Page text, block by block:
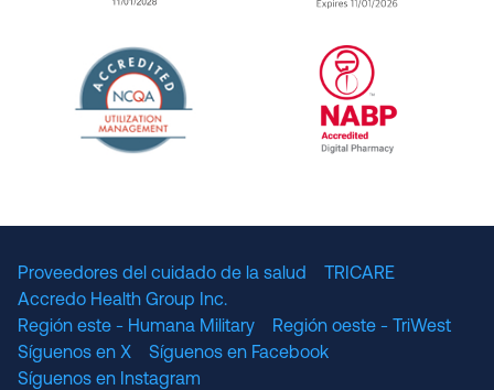
URAC Accredited Pharmacy Benefit
URAC
Proveedores del cuidado de la salud
TRICARE
Accredo Health Group Inc.
Región este - Humana Military
Región oeste - TriWest
Síguenos en X
Síguenos en Facebook
Síguenos en Instagram